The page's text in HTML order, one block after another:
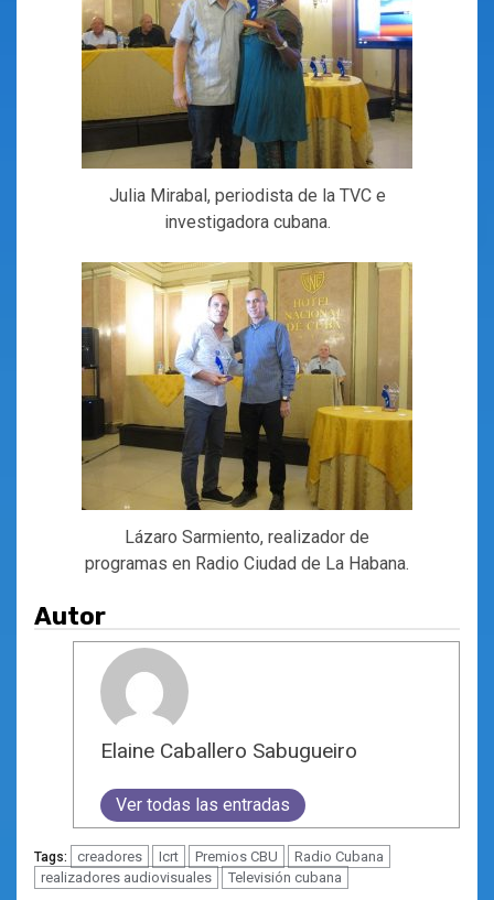
Julia Mirabal, periodista de la TVC e
investigadora cubana.
Lázaro Sarmiento, realizador de
programas en Radio Ciudad de La Habana.
Autor
Elaine Caballero Sabugueiro
Ver todas las entradas
Tags: creadores Icrt Premios CBU
Radio Cubana
realizadores audiovisuales
Televisión cubana